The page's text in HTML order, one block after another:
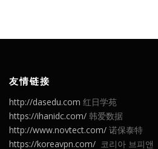
友情链接
http://dasedu.com 红日学苑
https://ihanidc.com/ 韩爱数据
http://www.novtect.com/ 诺保泰特
https://koreavpn.com/ 코리아 브피앤